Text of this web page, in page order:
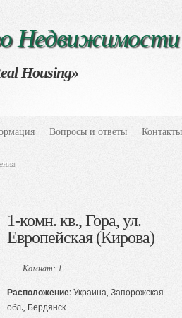
Недвижимости
Housing»
Вопросы и ответы Контакты
1-комн. кв., Гора, ул.
Европейская (Кирова)
Комнат: 1
Расположение: Украина, Запорожская
обл., Бердянск